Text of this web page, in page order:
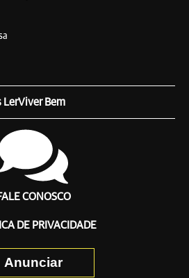
LerViver Bem
CONOSCO
DE PRIVACIDADE
Anunciar